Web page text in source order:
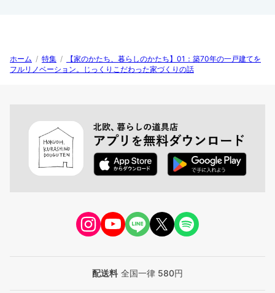
ホーム / 特集 /
【家のかたち、暮らしのかたち】01：築70年の一戸建てを
フルリノベーション。じっくりこだわった家づくりの話
配送料 全国一律 580円